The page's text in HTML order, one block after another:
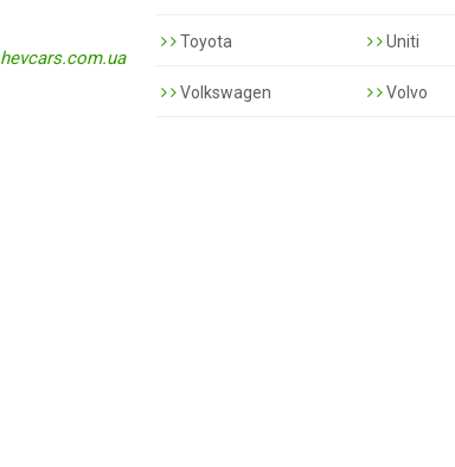
hevcars.com.ua
Toyota Uniti
Volkswagen Volvo